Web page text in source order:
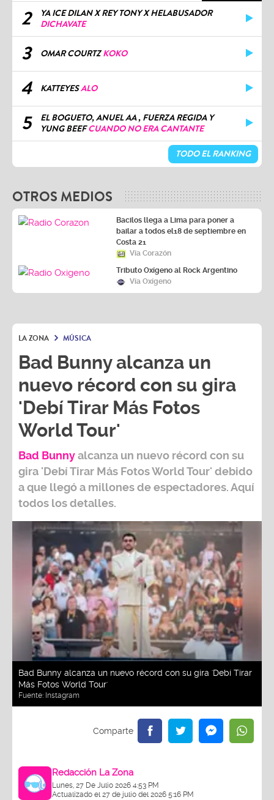
2
YA ICE DILAN X REY TONY X HELABUSADOR
DICHAVATE
3 OMAR COURTZKOKO
4 KATTEYESALO
5
EL BOGUETO, ANUEL AA , FUERZA REGIDA Y
YUNG BEEFCUANDO NO ERA CANTANTE
TODO EL RANKING
OTROS MEDIOS
Bacilos llega a Lima para poner a
bailar a todos el18 de septiembre en
Costa 21
Vía Corazón
Tributo Oxígeno al Rock Argentino
Vía Oxígeno
LA ZONA MÚSICA
Bad Bunny alcanza un
nuevo récord con su gira
'Debí Tirar Más Fotos
World Tour'
Bad Bunnyalcanza un nuevo récord con su
gira 'Debí Tirar Más Fotos World Tour' debido
a que llegó a millones de espectadores. Aquí
todos los detalles.
Bad Bunny alcanza un nuevo récord con su gira 'Debí Tirar
Más Fotos World Tour'
Fuente: Instagram
Redacción La Zona
Lunes, 27 De Julio 2026 4:53 PM
Actualizado el 27 de julio del 2026 5:16 PM